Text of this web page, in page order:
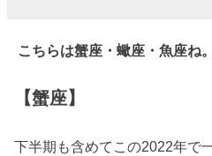
こちらは蟹座・蠍座・魚座ね。
【蟹座】
下半期も含めてこの2022年で